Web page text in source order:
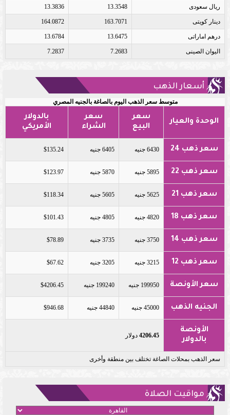
ريال سعودى 13.3548
13.3836
دينار كويتى 163.7071
164.0872
درهم اماراتى 13.6475
13.6784
اليوان الصينى 7.2683
7.2837
أسعار الذهب
متوسط سعر الذهب اليوم بالصاغة بالجنيه المصري
الوحدة والعيار
سعر
البيع
سعر
الشراء
بالدولار
الأمريكي
سعر ذهب 24 6430 جنيه 6405 جنيه $135.24
سعر ذهب 22 5895 جنيه 5870 جنيه $123.97
سعر ذهب 21 5625 جنيه 5605 جنيه $118.34
سعر ذهب 18 4820 جنيه 4805 جنيه $101.43
سعر ذهب 14 3750 جنيه 3735 جنيه $78.89
سعر ذهب 12 3215 جنيه 3205 جنيه $67.62
سعر الأونصة 199950 جنيه 199240 جنيه $4206.45
الجنيه الذهب 45000 جنيه 44840 جنيه $946.68
الأونصة
بالدولار
4206.45 دولار
سعر الذهب بمحلات الصاغة تختلف بين منطقة وأخرى
مواقيت الصلاة